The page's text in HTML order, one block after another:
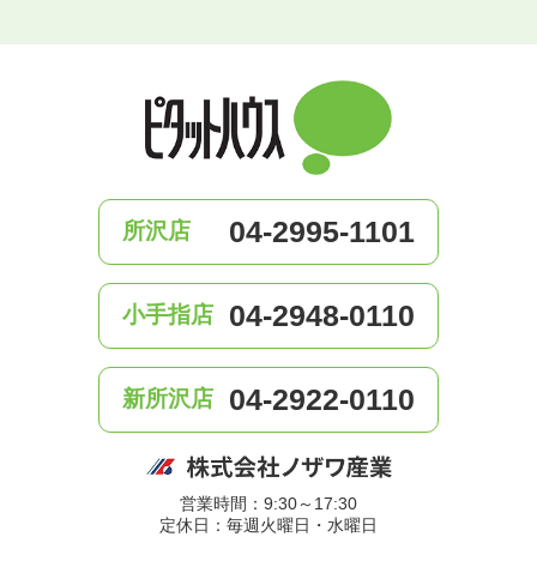
所沢店 04-2995-1101
小手指店 04-2948-0110
新所沢店 04-2922-0110
営業時間：9:30～17:30
定休日：毎週火曜日・水曜日